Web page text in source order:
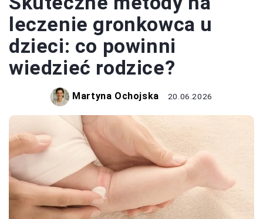
leczenie gronkowca u
dzieci: co powinni
wiedzieć rodzice?
Martyna Ochojska 20.06.2026